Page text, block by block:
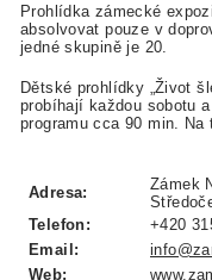
Prohlídka zámecké
absolvovat pouze v
jedné skupině je 20.
Dětské prohlídky „Život
probíhají každou sobotu
programu cca 90 min. Na
Adresa:
Zámek
Telefon:
+420
Email:
Web: